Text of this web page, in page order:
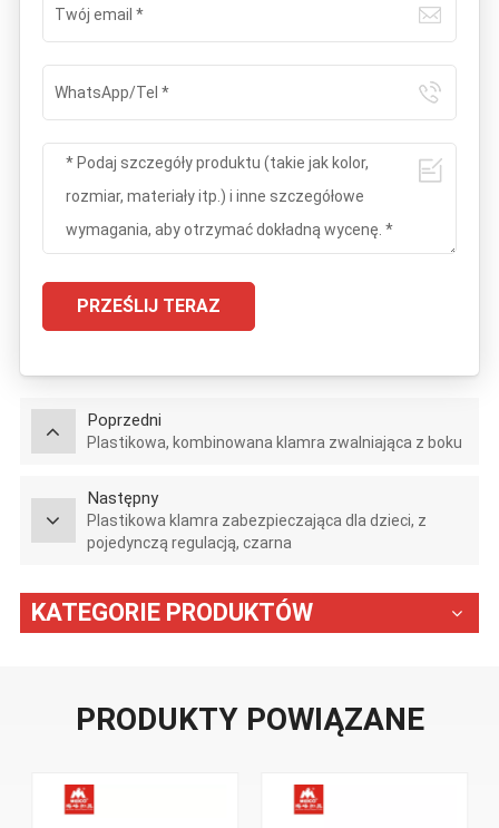
PRZEŚLIJ TERAZ
Poprzedni
Plastikowa, kombinowana klamra zwalniająca z boku
Następny
Plastikowa klamra zabezpieczająca dla dzieci, z
pojedynczą regulacją, czarna
KATEGORIE PRODUKTÓW
PRODUKTY POWIĄZANE